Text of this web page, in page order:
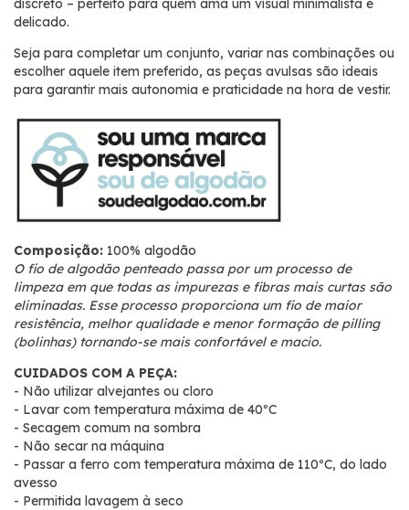
discreto – perfeito para quem ama um visual minimalista e
delicado.
Seja para completar um conjunto, variar nas combinações ou
escolher aquele item preferido, as peças avulsas são ideais
para garantir mais autonomia e praticidade na hora de vestir.
Composição: 100% algodão
O fio de algodão penteado passa por um processo de
limpeza em que todas as impurezas e fibras mais curtas são
eliminadas. Esse processo proporciona um fio de maior
resistência, melhor qualidade e menor formação de pilling
(bolinhas) tornando-se mais confortável e macio.
CUIDADOS COM A PEÇA:
- Não utilizar alvejantes ou cloro
- Lavar com temperatura máxima de 40ºC
- Secagem comum na sombra
- Não secar na máquina
- Passar a ferro com temperatura máxima de 110ºC, do lado
avesso
- Permitida lavagem à seco